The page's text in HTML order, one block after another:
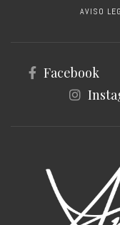
AVISO
Facebook